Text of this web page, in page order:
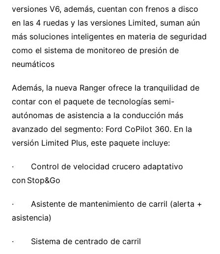
versiones V6, además, cuentan con frenos a disco
en las 4 ruedas y las versiones Limited, suman aún
más soluciones inteligentes en materia de seguridad
como el sistema de monitoreo de presión de
neumáticos
Además, la nueva Ranger ofrece la tranquilidad de
contar con el paquete de tecnologías semi-
autónomas de asistencia a la conducción más
avanzado del segmento: Ford CoPilot 360. En la
versión Limited Plus, este paquete incluye:
· Control de velocidad crucero adaptativo
con Stop&Go
· Asistente de mantenimiento de carril (alerta +
asistencia)
· Sistema de centrado de carril